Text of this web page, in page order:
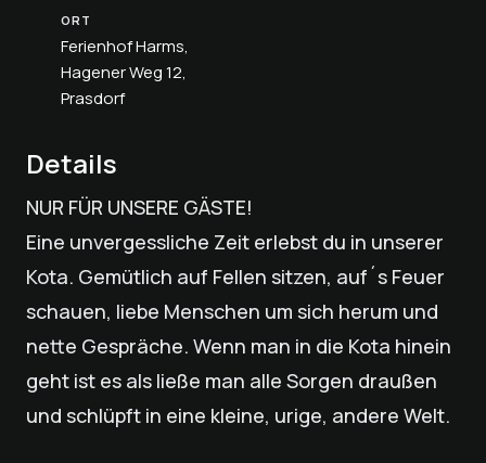
ORT
Ferienhof Harms,
Hagener Weg 12,
Prasdorf
Details
NUR FÜR UNSERE GÄSTE!
Eine unvergessliche Zeit erlebst du in unserer
Kota. Gemütlich auf Fellen sitzen, auf´s Feuer
schauen, liebe Menschen um sich herum und
nette Gespräche. Wenn man in die Kota hinein
geht ist es als ließe man alle Sorgen draußen
und schlüpft in eine kleine, urige, andere Welt.